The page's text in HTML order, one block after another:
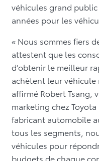
véhicules grand
années pour les
« Nous sommes fiers
attestent que les
d’obtenir le meilleur
achètent leur véhicule
affirmé Robert Tsang,
marketing chez
fabricant automobile
tous les segments,
véhicules pour
budgets de chaque